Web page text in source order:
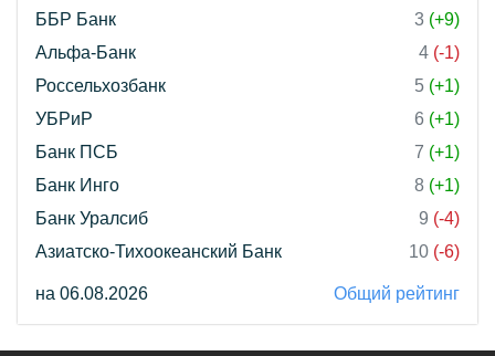
ББР Банк
3 (+9)
Альфа-Банк
4 (-1)
Россельхозбанк
5 (+1)
УБРиР
6 (+1)
Банк ПСБ
7 (+1)
Банк Инго
8 (+1)
Банк Уралсиб
9 (-4)
Азиатско-Тихоокеанский Банк
10 (-6)
на 06.08.2026 Общий рейтинг